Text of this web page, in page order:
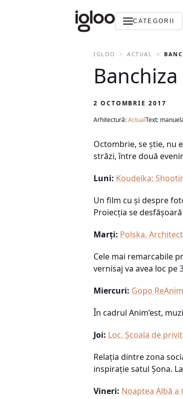
CATEGORII
IGLOO ACTUAL
2 OCTOMBRIE 2017
Arhitectură:ActualText:
Octombrie, se știe, nu
străzi, între două
Luni: Koudelka:
Un film cu și despre
Proiecția se
Marți: Polska.
Cele mai remarcabile
vernisaj va avea loc pe
Miercuri: Gopo
În cadrul Anim’est,
Joi: Loc. Școala de
Relația dintre zona
inspirație satul Șona.
Vineri: Noaptea Albă a